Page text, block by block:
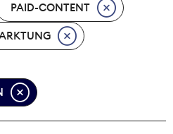
Award
Print
PAID-CONTENT